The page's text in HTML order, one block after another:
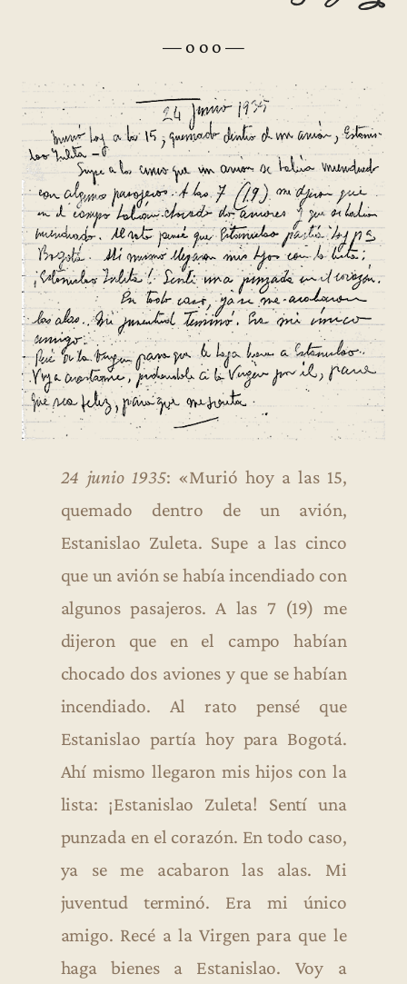
— o o o —
24 junio 1935: «Murió hoy a las 15,
quemado dentro de un avión,
Estanislao Zuleta. Supe a las cinco
que un avión se había incendiado con
algunos pasajeros. A las 7 (19) me
dijeron que en el campo habían
chocado dos aviones y que se habían
incendiado. Al rato pensé que
Estanislao partía hoy para Bogotá.
Ahí mismo llegaron mis hijos con la
lista: ¡Estanislao Zuleta! Sentí una
punzada en el corazón. En todo caso,
ya se me acabaron las alas. Mi
juventud terminó. Era mi único
amigo. Recé a la Virgen para que le
haga bienes a Estanislao. Voy a